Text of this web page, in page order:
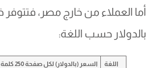
أما العملاء من خارج مصر، فتتوفر
بالدولار حسب اللغة:
اللغة السعر (بالدولار) لكل صفحة 250 كلمة